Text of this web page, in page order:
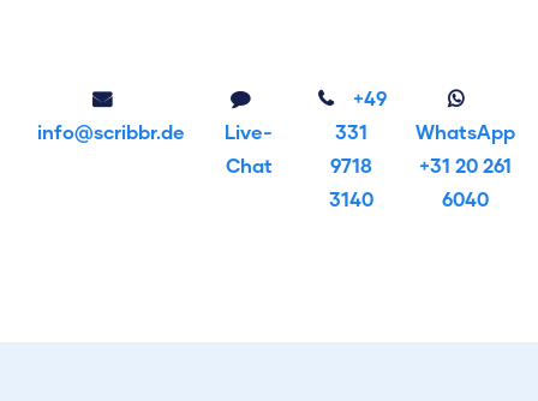
info@scribbr.de
Live-
Chat
+49
331
9718
3140
WhatsApp
+31 20 261
6040